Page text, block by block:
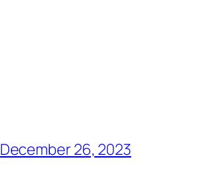
December 26, 2023